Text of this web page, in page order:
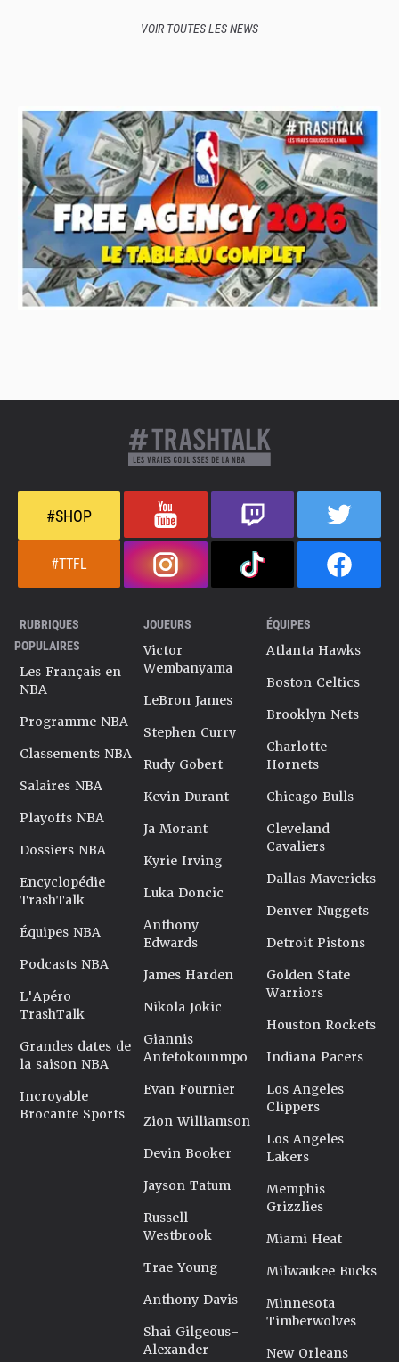
VOIR TOUTES LES NEWS
#SHOP
#TTFL
RUBRIQUES
POPULAIRES
Les Français en
NBA
Programme NBA
Classements NBA
Salaires NBA
Playoffs NBA
Dossiers NBA
Encyclopédie
TrashTalk
Équipes NBA
Podcasts NBA
L'Apéro
TrashTalk
Grandes dates de
la saison NBA
Incroyable
Brocante Sports
JOUEURS
Victor
Wembanyama
LeBron James
Stephen Curry
Rudy Gobert
Kevin Durant
Ja Morant
Kyrie Irving
Luka Doncic
Anthony
Edwards
James Harden
Nikola Jokic
Giannis
Antetokounmpo
Evan Fournier
Zion Williamson
Devin Booker
Jayson Tatum
Russell
Westbrook
Trae Young
Anthony Davis
Shai Gilgeous-
Alexander
ÉQUIPES
Atlanta Hawks
Boston Celtics
Brooklyn Nets
Charlotte
Hornets
Chicago Bulls
Cleveland
Cavaliers
Dallas Mavericks
Denver Nuggets
Detroit Pistons
Golden State
Warriors
Houston Rockets
Indiana Pacers
Los Angeles
Clippers
Los Angeles
Lakers
Memphis
Grizzlies
Miami Heat
Milwaukee Bucks
Minnesota
Timberwolves
New Orleans